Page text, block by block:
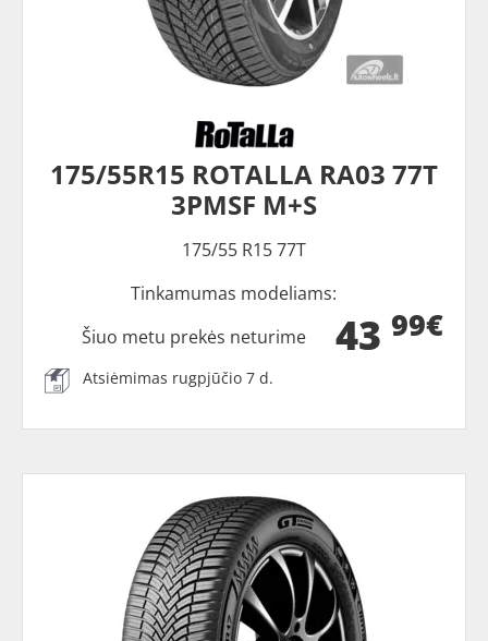
175/55R15 ROTALLA RA03 77T
3PMSF M+S
175/55 R15 77T
Tinkamumas modeliams:
43 99€
Šiuo metu prekės neturime
Atsiėmimas rugpjūčio 7 d.